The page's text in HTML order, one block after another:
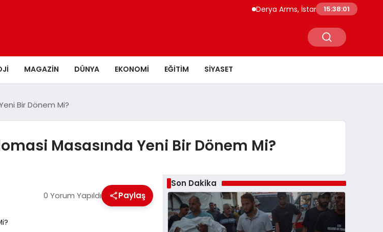
Derya Arms, İstanbul Prohunt
15:38:01
MAGAZIN DÜNYA EKONOMI EĞITIM SIYASET
Bir Dönem Mi?
Masasında Yeni Bir Dönem Mi?
0 Yorum Yapıldı Paylaş
Son Dakika